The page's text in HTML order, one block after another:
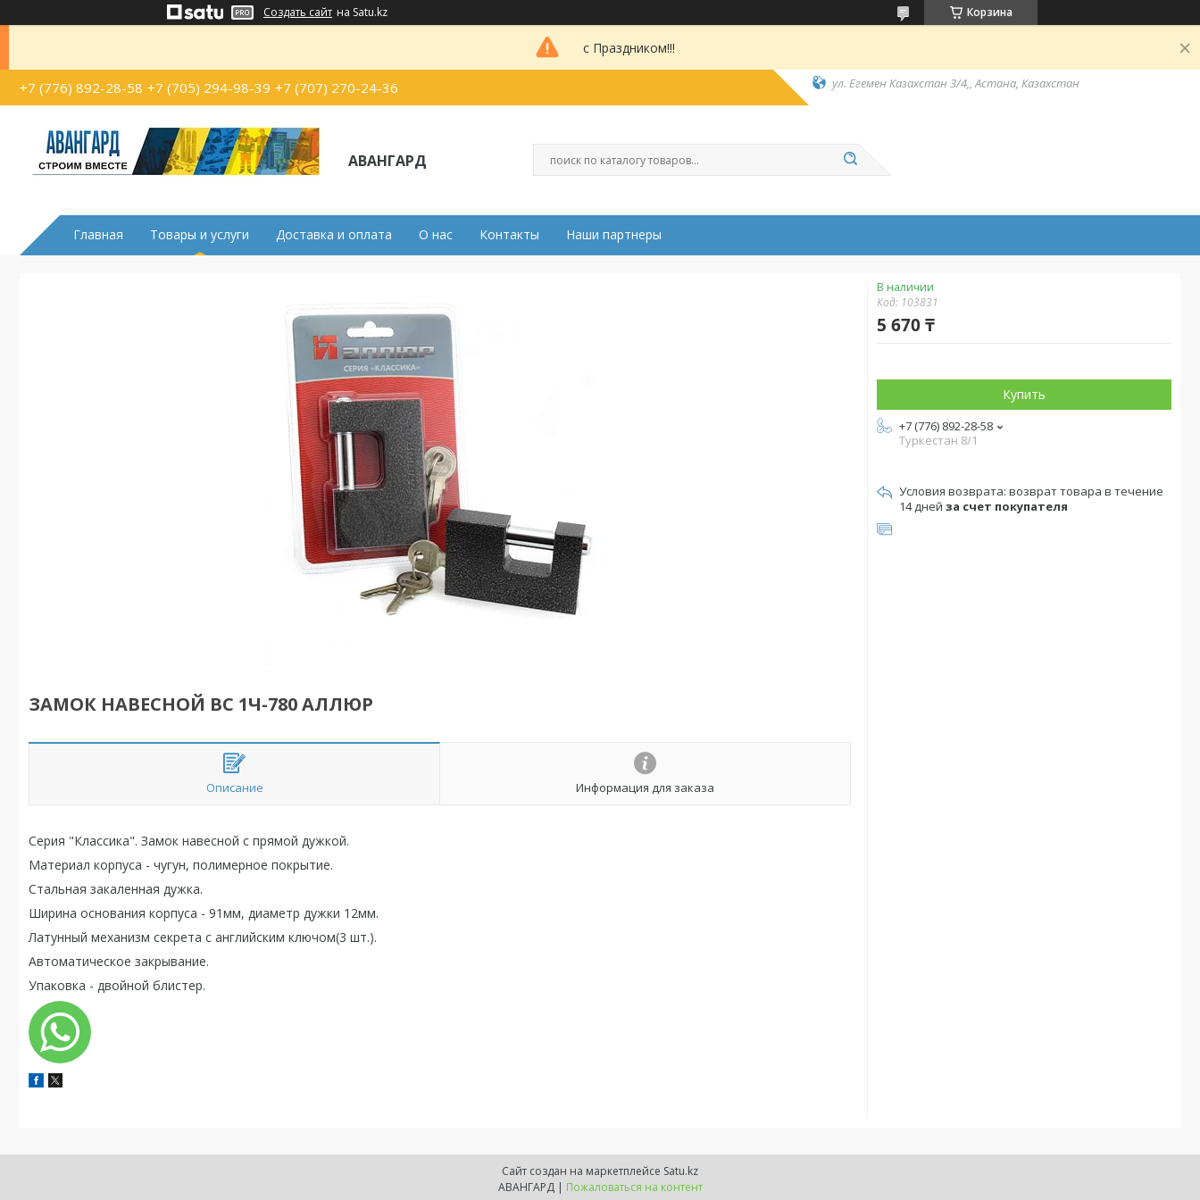
Создать сайт на Satu.kz Корзина
с Праздником!!!
+7 (776) 892-28-58 +7 (705) 294-98-39 +7 (707) 270-24-36 ул. Егемен Казахстан 3/4,, Астана, Казахстан
АВАНГАРД
Главная Товары и услуги Доставка и оплата О нас Контакты Наши партнеры
ЗАМОК НАВЕСНОЙ ВС 1Ч-780 АЛЛЮР
Описание Информация для заказа
Серия "Классика". Замок навесной с прямой дужкой.
Материал корпуса - чугун, полимерное покрытие.
Стальная закаленная дужка.
Ширина основания корпуса - 91мм, диаметр дужки 12мм.
Латунный механизм секрета с английским ключом(3 шт.).
Автоматическое закрывание.
Упаковка - двойной блистер.
В наличии
Код: 103831
5 670 ₸
Купить
+7 (776) 892-28-58
Туркестан 8/1
возврат товара в течение
14 дней за счет покупателя
Сайт создан на маркетплейсе Satu.kz
АВАНГАРД | Пожаловаться на контент